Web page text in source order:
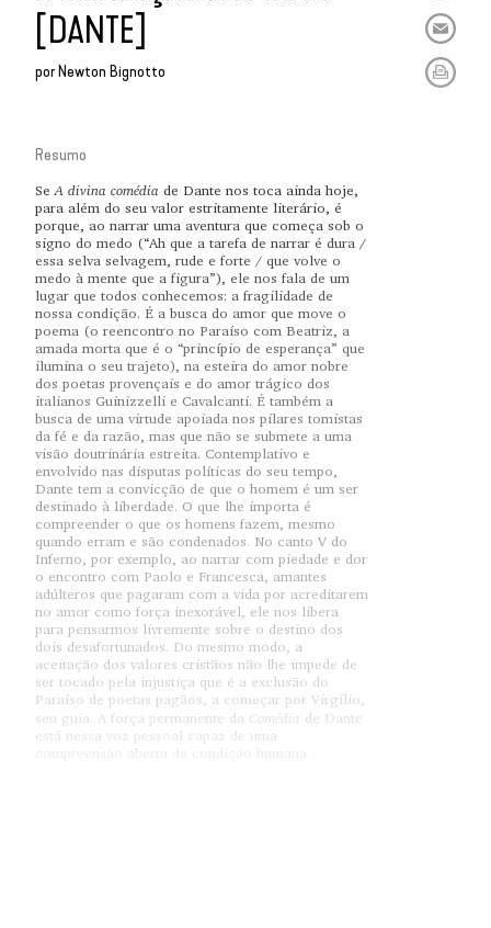
[DANTE]
porNewton Bignotto
Resumo
Se A divina comédia de Dante nos toca ainda hoje,
para além do seu valor estritamente literário, é
porque, ao narrar uma aventura que começa sob o
signo do medo (“Ah que a tarefa de narrar é dura /
essa selva selvagem, rude e forte / que volve o
medo à mente que a figura”), ele nos fala de um
lugar que todos conhecemos: a fragilidade de
nossa condição. É a busca do amor que move o
poema (o reencontro no Paraíso com Beatriz, a
amada morta que é o “princípio de esperança” que
ilumina o seu trajeto), na esteira do amor nobre
dos poetas provençais e do amor trágico dos
italianos Guinizzelli e Cavalcanti. É também a
busca de uma virtude apoiada nos pilares tomistas
da fé e da razão, mas que não se submete a uma
visão doutrinária estreita. Contemplativo e
envolvido nas disputas políticas do seu tempo,
Dante tem a convicção de que o homem é um ser
destinado à liberdade. O que lhe importa é
compreender o que os homens fazem, mesmo
quando erram e são condenados. No canto V do
Inferno, por exemplo, ao narrar com piedade e dor
o encontro com Paolo e Francesca, amantes
adúlteros que pagaram com a vida por acreditarem
no amor como força inexorável, ele nos libera
para pensarmos livremente sobre o destino dos
dois desafortunados. Do mesmo modo, a
aceitação dos valores cristãos não lhe impede de
ser tocado pela injustiça que é a exclusão do
Paraíso de poetas pagãos, a começar por Virgílio,
seu guia. A força permanente da Comédia de Dante
está nessa voz pessoal capaz de uma